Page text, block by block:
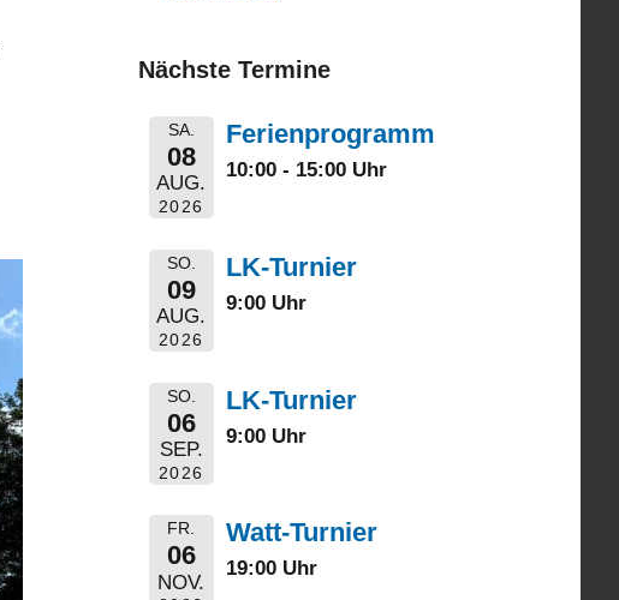
Nächste Termine
SA.
08
AUG.
2026
Ferienprogramm
10:00 - 15:00 Uhr
SO.
09
AUG.
2026
LK-Turnier
9:00 Uhr
SO.
06
SEP.
2026
LK-Turnier
9:00 Uhr
FR.
06
NOV.
Watt-Turnier
19:00 Uhr